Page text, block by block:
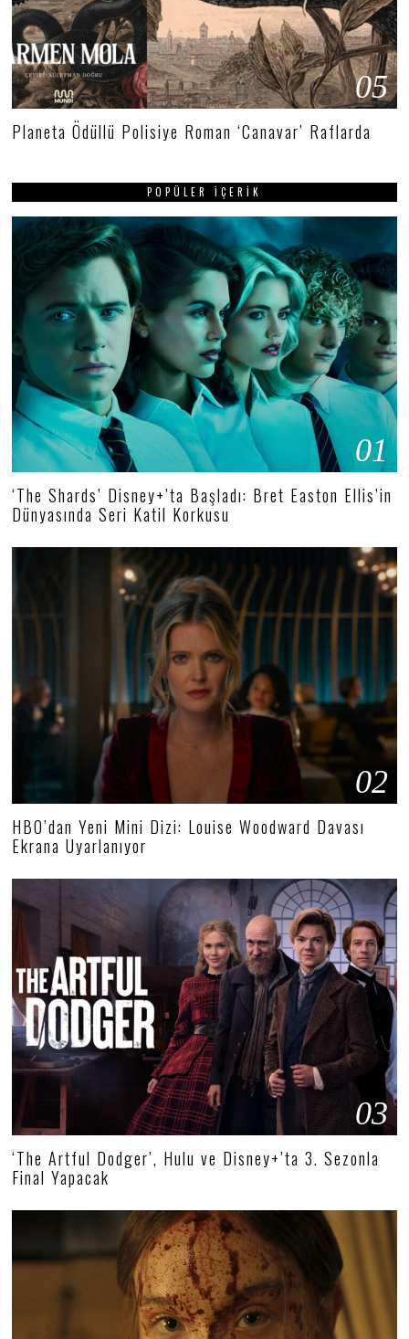
05
Planeta Ödüllü Polisiye Roman ‘Canavar’ Raflarda
POPÜLER İÇERIK
01
‘The Shards’ Disney+’ta Başladı: Bret Easton Ellis’in
Dünyasında Seri Katil Korkusu
02
HBO’dan Yeni Mini Dizi: Louise Woodward Davası
Ekrana Uyarlanıyor
03
‘The Artful Dodger’, Hulu ve Disney+’ta 3. Sezonla
Final Yapacak